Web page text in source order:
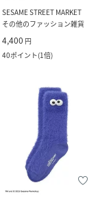
SESAME STREET MARKET
その他のファッション雑貨
4,400 円
40ポイント(1倍)